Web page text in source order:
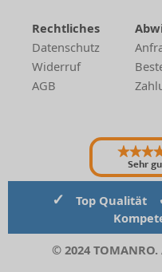
Rechtliches
Datenschutz
Widerruf
AGB
Sehr
✓ Top Qualität
© 2024